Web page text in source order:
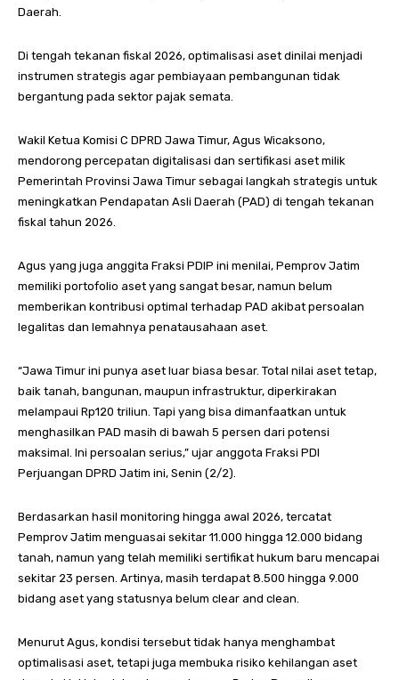
Daerah.
Di tengah tekanan fiskal 2026, optimalisasi aset dinilai menjadi
instrumen strategis agar pembiayaan pembangunan tidak
bergantung pada sektor pajak semata.
Wakil Ketua Komisi C DPRD Jawa Timur, Agus Wicaksono,
mendorong percepatan digitalisasi dan sertifikasi aset milik
Pemerintah Provinsi Jawa Timur sebagai langkah strategis untuk
meningkatkan Pendapatan Asli Daerah (PAD) di tengah tekanan
fiskal tahun 2026.
Agus yang juga anggita Fraksi PDIP ini menilai, Pemprov Jatim
memiliki portofolio aset yang sangat besar, namun belum
memberikan kontribusi optimal terhadap PAD akibat persoalan
legalitas dan lemahnya penatausahaan aset.
“Jawa Timur ini punya aset luar biasa besar. Total nilai aset tetap,
baik tanah, bangunan, maupun infrastruktur, diperkirakan
melampaui Rp120 triliun. Tapi yang bisa dimanfaatkan untuk
menghasilkan PAD masih di bawah 5 persen dari potensi
maksimal. Ini persoalan serius,” ujar anggota Fraksi PDI
Perjuangan DPRD Jatim ini, Senin (2/2).
Berdasarkan hasil monitoring hingga awal 2026, tercatat
Pemprov Jatim menguasai sekitar 11.000 hingga 12.000 bidang
tanah, namun yang telah memiliki sertifikat hukum baru mencapai
sekitar 23 persen. Artinya, masih terdapat 8.500 hingga 9.000
bidang aset yang statusnya belum clear and clean.
Menurut Agus, kondisi tersebut tidak hanya menghambat
optimalisasi aset, tetapi juga membuka risiko kehilangan aset